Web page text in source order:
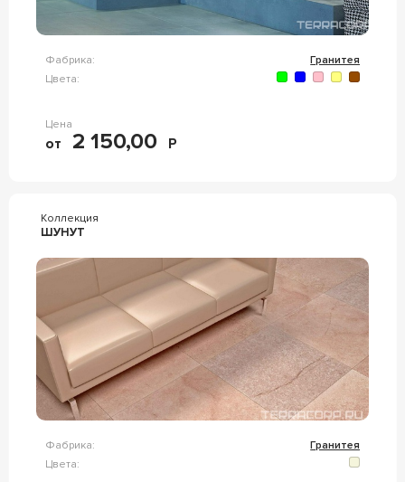
Фабрика:
Гранитея
Цвета:
Цена
от 2 150,00 Р
Коллекция
ШУНУТ
Фабрика:
Гранитея
Цвета: